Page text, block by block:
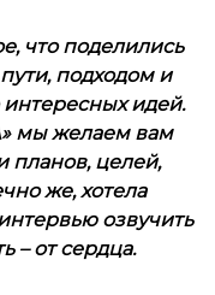
что поделились
подходом и
интересных идей.
мы желаем вам
планов, целей,
же, хотела
озвучить
– от сердца.